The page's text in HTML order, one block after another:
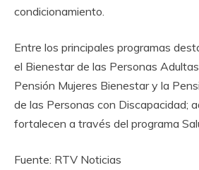
condicionamiento.
Entre los principales programas
el Bienestar de las Personas
Pensión Mujeres Bienestar y la
de las Personas con Discapacidad;
fortalecen a través del programa
Fuente: RTV Noticias